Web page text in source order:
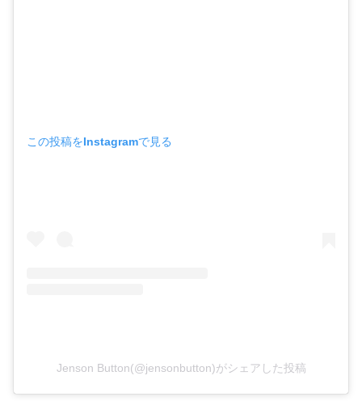
この投稿をInstagramで見る
Jenson Button(@jensonbutton)がシェアした投稿